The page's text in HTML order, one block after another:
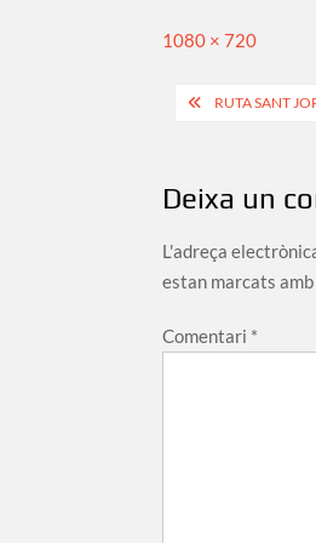
Full
1080 × 720
RUTA SANT
Deixa un
L'adreça
estan marcats amb
Comentari *